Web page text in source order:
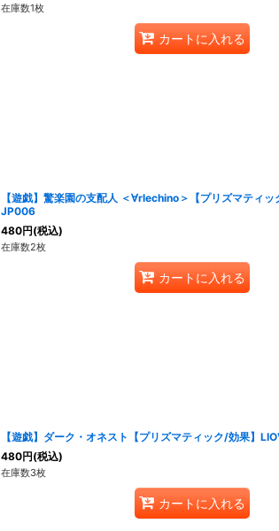
在庫数1枚
カートに入れる
【遊戯】驚楽園の支配人 ＜∀rlechino＞【プリズマティ
JP006
480円(税込)
在庫数2枚
カートに入れる
【遊戯】ダーク・オネスト【プリズマティック/効果】
480円(税込)
在庫数3枚
カートに入れる